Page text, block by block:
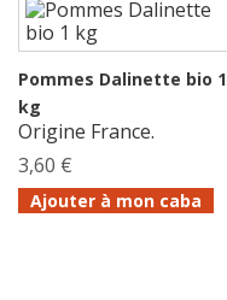
Pommes Dalinette bio 1
kg
Origine France.
3,60 €
Ajouter à mon caba